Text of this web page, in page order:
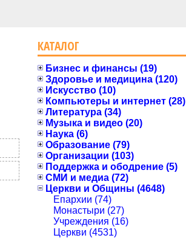
КАТАЛОГ
Бизнес и финансы (19)
Здоровье и медицина (120)
Искусство (10)
Компьютеры и интернет (28)
Литература (34)
Музыка и видео (20)
Наука (6)
Образование (79)
Организации (103)
Поддержка и ободрение (5)
СМИ и медиа (72)
Церкви и Общины (4648)
Епархии (74)
Монастыри (27)
Учреждения (16)
Церкви (4531)